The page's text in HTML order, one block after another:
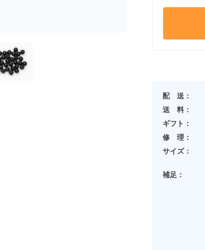
配 送：
送 料：
ギフト：
修 理：
サイズ：
補足：